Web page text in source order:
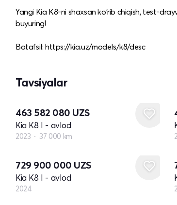
Yangi Kia K8-ni shaxsan ko‘rib chiqish, test-
buyuring!
Batafsil: https://kia.uz/models/k8/desc
Tavsiyalar
463 582 080 UZS
Kia K8 I - avlod
2023 37 000 km
729 900 000 UZS
Kia K8 I - avlod
2024